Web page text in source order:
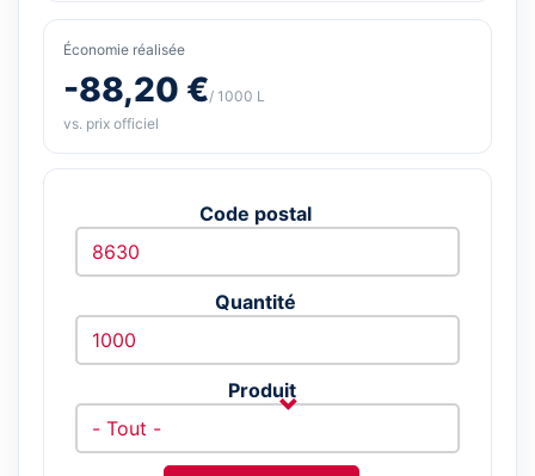
Économie réalisée
-88,20 €/ 1000 L
vs. prix officiel
Code postal
Quantité
Produit